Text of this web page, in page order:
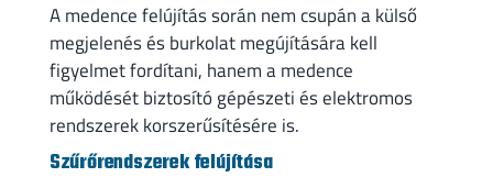
A medence felújítás során nem csupán a külső
megjelenés és burkolat megújítására kell
figyelmet fordítani, hanem a medence
működését biztosító gépészeti és elektromos
rendszerek korszerűsítésére is.
Szűrőrendszerek felújítása